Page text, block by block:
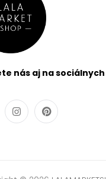
nás aj na